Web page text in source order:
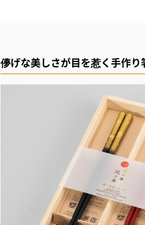
儚げな美しさが目を惹く手作り